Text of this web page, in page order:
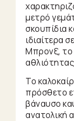
μετρό
σκουπίδια
ιδιαίτερα
Μπρονξ, το
Το
πρόσθετο
βάναυσο
ανατολική